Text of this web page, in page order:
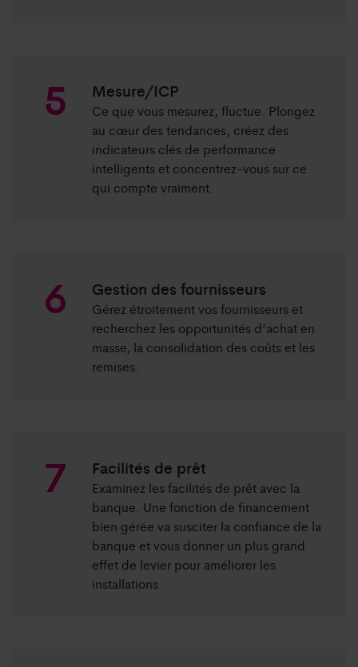
Mesure/ICP
Ce que vous mesurez, fluctue. Plongez
au cœur des tendances, créez des
indicateurs clés de performance
intelligents et concentrez-vous sur ce
qui compte vraiment.
Gestion des fournisseurs
Gérez étroitement vos fournisseurs et
recherchez les opportunités d’achat en
masse, la consolidation des coûts et les
remises.
Facilités de prêt
Examinez les facilités de prêt avec la
banque. Une fonction de financement
bien gérée va susciter la confiance de la
banque et vous donner un plus grand
effet de levier pour améliorer les
installations.